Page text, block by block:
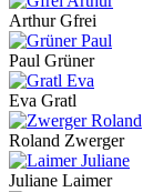
Arthur Gfrei
Paul Grüner
Eva Gratl
Roland Zwerger
Juliane Laimer